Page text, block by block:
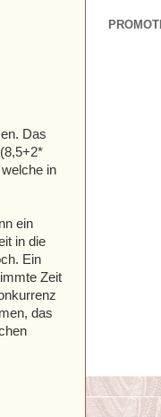
Das
in
ein
in die
Ein
Zeit
das